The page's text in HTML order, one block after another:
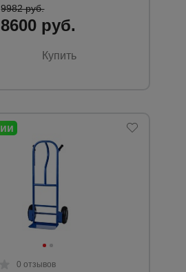
9982 руб.
8600 руб.
Купить
0 отзывов